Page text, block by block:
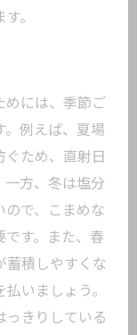
。
めには、季節ご
。例えば、夏場
ぐため、直射日
一方、冬は塩分
ので、こまめな
す。また、春
蓄積しやすくな
いましょう。
っきりしている